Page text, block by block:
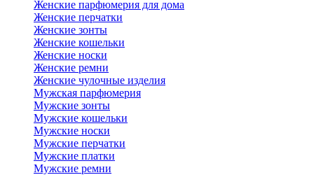
Женские парфюмерия для дома
Женские перчатки
Женские зонты
Женские кошельки
Женские носки
Женские ремни
Женские чулочные изделия
Мужская парфюмерия
Мужские зонты
Мужские кошельки
Мужские носки
Мужские перчатки
Мужские платки
Мужские ремни